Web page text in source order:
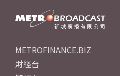
METROFINANCE.BIZ
財經台